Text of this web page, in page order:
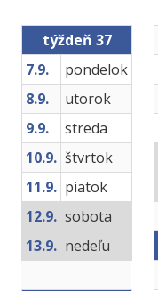
týždeň 37
7.9.
pondelok
8.9.
utorok
9.9.
streda
10.9. štvrtok
11.9. piatok
12.9. sobota
13.9. nedeľu